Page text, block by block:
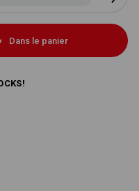
Dans le panier